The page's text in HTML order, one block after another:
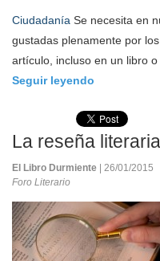
Ciudadanía Se necesita en
gustadas plenamente por
artículo, incluso en un libro
Seguir leyendo
La reseña
El Libro Durmiente
| 26/01/2015
Foro Literario